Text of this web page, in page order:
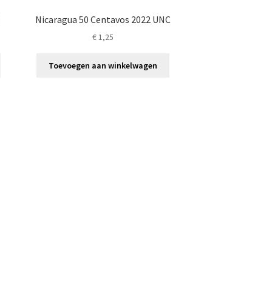
Nicaragua 50 Centavos 2022 UNC
€1,25
Toevoegen aan winkelwagen